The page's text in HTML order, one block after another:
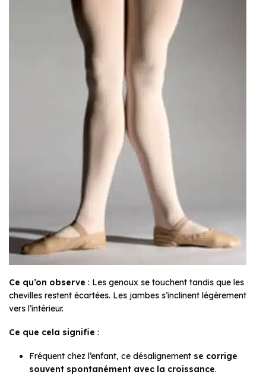
Ce qu’on observe : Les genoux se touchent tandis que les
chevilles restent écartées. Les jambes s’inclinent légèrement
vers l’intérieur.
Ce que cela signifie :
Fréquent chez l’enfant, ce désalignement se corrige
souvent spontanément avec la croissance.